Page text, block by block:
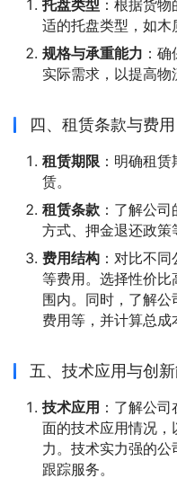
托盘类型 ：根据货
适的托盘类型，如木
规格与承重能力 ：
实际需求，以提高物
四、租赁条款与费用
租赁期限 ：明确租
赁。
租赁条款 ：了解公
方式、押金退还政策
费用结构 ：对比不
等费用。选择性价
围内。同时，了解
费用等，并计算总成
五、技术应用与创
技术应用 ：了解公
面的技术应用情况
力。技术实力强的
跟踪服务。